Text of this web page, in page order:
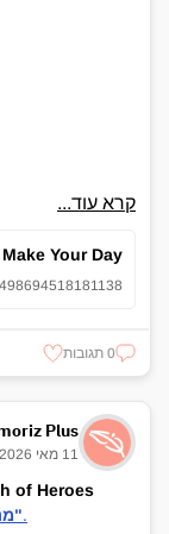
קרא עוד...
Your Day
0 תגובות
Plus
11 מאי 2026
of Heroes
" מנציחים - מפעלי הנצחה בישראל".